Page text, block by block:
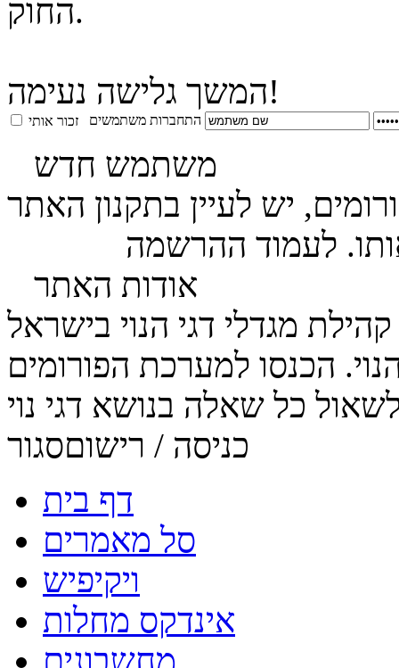
החוק.
המשך גלישה נעימה!
התחברות משתמשים זכור אותי
משתמש חדש
יש לעיין בתקנון האתר
לעמוד ההרשמה
אודות האתר
הכנסו למערכת הפורומים
כניסה / רישוםסגור
דף בית
סל מאמרים
ויקיפיש
אינדקס מחלות